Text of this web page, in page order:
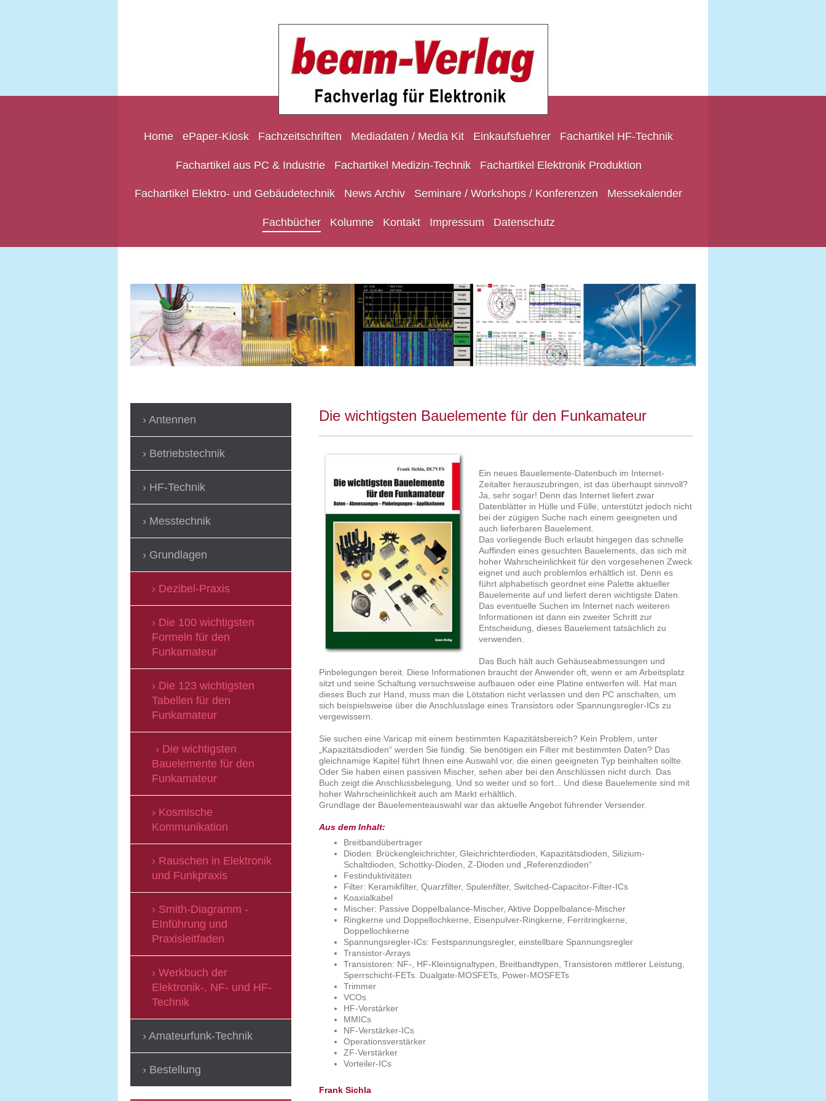
Home ePaper-Kiosk Fachzeitschriften Mediadaten / Media Kit Einkaufsfuehrer Fachartikel HF-Technik
Fachartikel aus PC & Industrie Fachartikel Medizin-Technik Fachartikel Elektronik Produktion
Fachartikel Elektro- und Gebäudetechnik News Archiv Seminare / Workshops / Konferenzen Messekalender
Fachbücher Kolumne Kontakt Impressum Datenschutz
Die wichtigsten Bauelemente für den Funkamateur
Ein neues Bauelemente-Datenbuch im Internet-
Zeitalter herauszubringen, ist das überhaupt sinnvoll?
Ja, sehr sogar! Denn das Internet liefert zwar
Datenblätter in Hülle und Fülle, unterstützt jedoch nicht
bei der zügigen Suche nach einem geeigneten und
auch lieferbaren Bauelement.
Das vorliegende Buch erlaubt hingegen das schnelle
Auffinden eines gesuchten Bauelements, das sich mit
hoher Wahrscheinlichkeit für den vorgesehenen Zweck
eignet und auch problemlos erhältlich ist. Denn es
führt alphabetisch geordnet eine Palette aktueller
Bauelemente auf und liefert deren wichtigste Daten.
Das eventuelle Suchen im Internet nach weiteren
Informationen ist dann ein zweiter Schritt zur
Entscheidung, dieses Bauelement tatsächlich zu
verwenden.
Das Buch hält auch Gehäuseabmessungen und
Pinbelegungen bereit. Diese Informationen braucht der Anwender oft, wenn er am Arbeitsplatz
sitzt und seine Schaltung versuchsweise aufbauen oder eine Platine entwerfen will. Hat man
dieses Buch zur Hand, muss man die Lötstation nicht verlassen und den PC anschalten, um
sich beispielsweise über die Anschlusslage eines Transistors oder Spannungsregler-ICs zu
vergewissern.
Sie suchen eine Varicap mit einem bestimmten Kapazitätsbereich? Kein Problem, unter
„Kapazitätsdioden“ werden Sie fündig. Sie benötigen ein Filter mit bestimmten Daten? Das
gleichnamige Kapitel führt Ihnen eine Auswahl vor, die einen geeigneten Typ beinhalten sollte.
Oder Sie haben einen passiven Mischer, sehen aber bei den Anschlüssen nicht durch. Das
Buch zeigt die Anschlussbelegung. Und so weiter und so fort... Und diese Bauelemente sind mit
hoher Wahrscheinlichkeit auch am Markt erhältlich.
Grundlage der Bauelementeauswahl war das aktuelle Angebot führender Versender.
Aus dem Inhalt:
Breitbandübertrager
Dioden: Brückengleichrichter, Gleichrichterdioden, Kapazitätsdioden, Silizium-
Schaltdioden, Schottky-Dioden, Z-Dioden und „Referenzdioden“
Festinduktivitäten
Filter: Keramikfilter, Quarzfilter, Spulenfilter, Switched-Capacitor-Filter-ICs
Koaxialkabel
Mischer: Passive Doppelbalance-Mischer, Aktive Doppelbalance-Mischer
Ringkerne und Doppellochkerne, Eisenpulver-Ringkerne, Ferritringkerne,
Doppellochkerne
Spannungsregler-ICs: Festspannungsregler, einstellbare Spannungsregler
Transistor-Arrays
Transistoren: NF-, HF-Kleinsignaltypen, Breitbandtypen, Transistoren mittlerer Leistung,
Sperrschicht-FETs. Dualgate-MOSFETs, Power-MOSFETs
Trimmer
VCOs
HF-Verstärker
MMICs
NF-Verstärker-ICs
Operationsverstärker
ZF-Verstärker
Vorteiler-ICs
Frank Sichla
Antennen
Betriebstechnik
HF-Technik
Messtechnik
Grundlagen
Dezibel-Praxis
Die 100 wichtigsten
Formeln für den
Funkamateur
Die 123 wichtigsten
Tabellen für den
Funkamateur
Die wichtigsten
Bauelemente für den
Funkamateur
Kosmische
Kommunikation
Rauschen in Elektronik
und Funkpraxis
Smith-Diagramm -
EInführung und
Praxisleitfaden
Werkbuch der
Elektronik-, NF- und HF-
Technik
Amateurfunk-Technik
Bestellung